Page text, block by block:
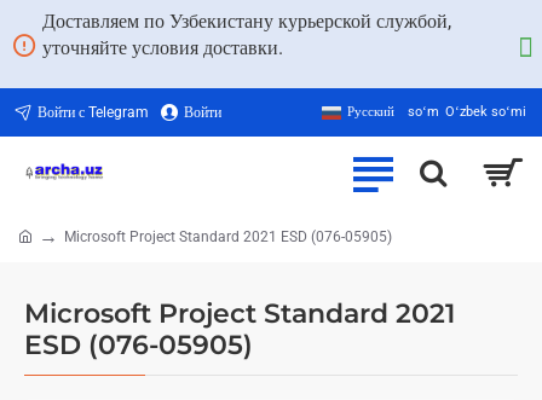
Доставляем по Узбекистану курьерской службой,
уточняйте условия доставки.
Войти с Telegram Войти Русский soʻm Oʻzbek soʻmi
Microsoft Project Standard 2021
ESD (076-05905)
Microsoft Project Standard 2021 ESD (076-05905)